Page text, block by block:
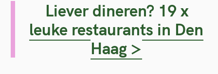
Liever dineren? 19 x
leuke restaurants in Den
Haag >